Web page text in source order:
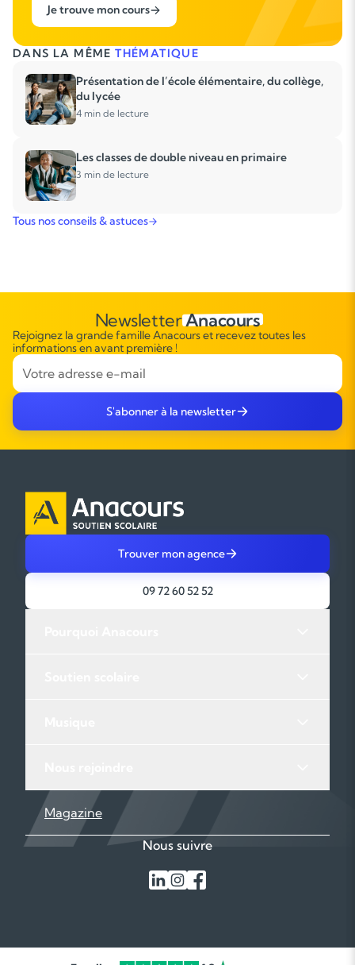
Je trouve mon cours
DANS LA MÊMETHÉMATIQUE
Présentation de l’école élémentaire, du collège,
du lycée
4 min de lecture
Les classes de double niveau en primaire
3 min de lecture
Tous nos conseils & astuces
NewsletterAnacours
Rejoignez la grande famille Anacours et recevez toutes les
informations en avant première !
S'abonner à la newsletter
Trouver mon agence
09 72 60 52 52
Magazine
Nous suivre